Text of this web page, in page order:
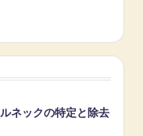
ネックの特定と除去